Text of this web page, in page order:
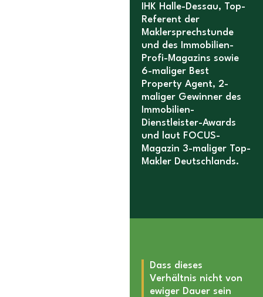
IHK Halle-Dessau, Top-
Referent der
Maklersprechstunde
und des Immobilien-
Profi-Magazins sowie
6-maliger Best
Property Agent, 2-
maliger Gewinner des
Immobilien-
Dienstleister-Awards
und laut FOCUS-
Magazin 3-maliger Top-
Makler Deutschlands.
Dass dieses
Verhältnis nicht von
ewiger Dauer sein